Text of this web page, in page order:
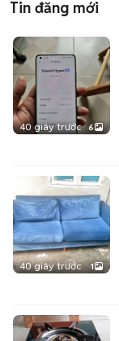
Tin đăng mới
40 giây trước 6
40 giây trước 1